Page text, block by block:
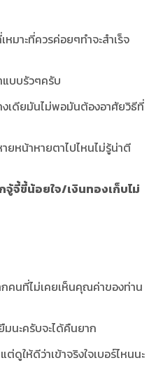
หมาะที่ควรค่อยๆทำจะสำเร็จ
แบบรัวๆครับ
งเดียมันไม่พอมันต้องอาศัยวิธีที่
หน้าหายตาไปไหนไม่รู้น่าตี
จู้จี้ขี้น้อยใจ/เงินทองเก็บไม่
กคนที่ไม่เคยเห็นคุณค่าของท่าน
มนะครับจะได้คืนยาก
ดูให้ดีว่าเข้าจริงใจเบอร์ไหนนะ